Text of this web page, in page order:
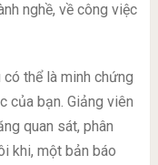
nghề, về công việc
thể là minh chứng
của bạn. Giảng viên
quan sát, phân
khi, một bản báo